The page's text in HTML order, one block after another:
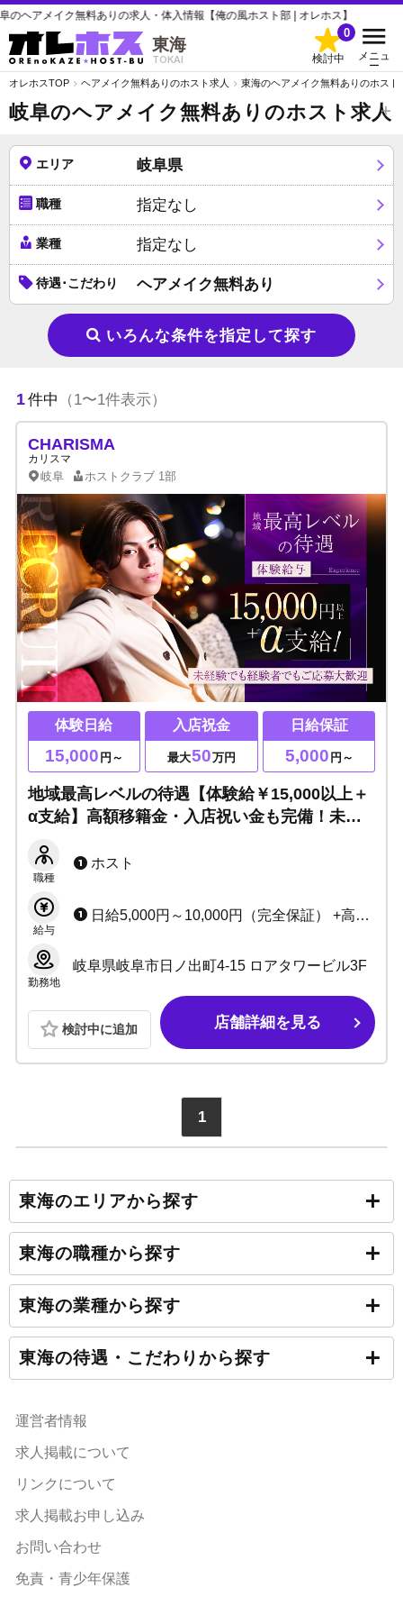
ヘアメイク無料ありの求人・体入情報【俺の風ホスト部 | オレホス】
東海
TOKAI 検討中
0
メニュ
ー
オレホスTOP ヘアメイク無料ありのホスト求人 東海のヘアメイク無料ありのホスト
岐阜のヘアメイク無料ありのホスト求人
エリア 岐阜県
職種 指定なし
業種 指定なし
待遇･こだわり ヘアメイク無料あり
いろんな条件を指定して探す
1件中 （1〜1件表示）
CHARISMA
カリスマ
岐阜 ホストクラブ 1部
体験日給
15,000 円～
入店祝金
最大50万円
日給保証
5,000 円～
地域最高レベルの待遇【体験給￥15,000以上＋
α支給】高額移籍金・入店祝い金も完備！未経
ます！アットホームで好待遇だから安心！
職種
ホスト
給与
日給5,000円～10,000円（完全保証） +高額売上バック +レギュラー手当あり +その他、各種手当あり
勤務地
岐阜県岐阜市日ノ出町4-15 ロアタワービル3F
検討中に追加 店舗詳細を見る
1
東海のエリアから探す
東海の職種から探す
東海の業種から探す
東海の待遇・こだわりから探す
運営者情報
求人掲載について
リンクについて
求人掲載お申し込み
お問い合わせ
免責・青少年保護